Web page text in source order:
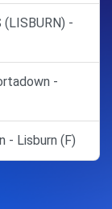
-
-
- Lisburn (F)